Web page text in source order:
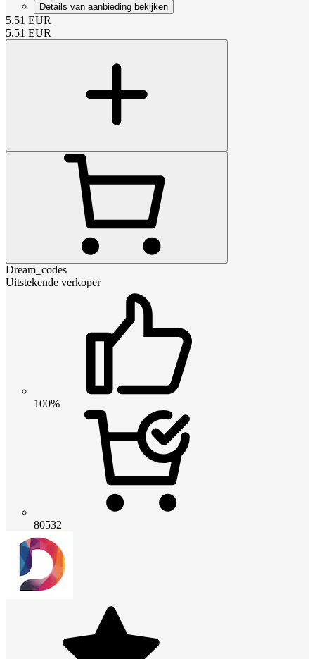
Details van aanbieding bekijken
5.51 EUR
5.51 EUR
Dream_codes
Uitstekende verkoper
100%
80532